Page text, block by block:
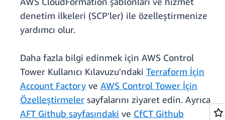
denetim ilkeleri (SCP'ler) ile özelleştirmenize
yardımcı olur.
Daha fazla bilgi edinmek için AWS Control
Tower Kullanıcı Kılavuzu'ndaki Terraform İçin
Account Factory ve AWS Control Tower İçin
Özelleştirmeler sayfalarını ziyaret edin. Ayrıca
AFT Github sayfasındaki ve CfCT Github